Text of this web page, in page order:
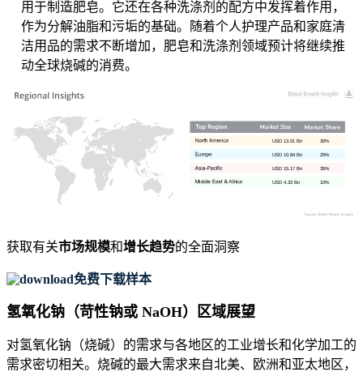
用于制造肥皂。它还在各种洗涤剂的配方中发挥着作用，
作为分解油脂和污垢的基础。随着个人护理产品和家庭清
洁用品的需求不断增加，肥皂和洗涤剂领域预计将继续推
动全球烧碱的消费。
10%
USD 4.33 Bn
35%
USD 15.17 Bn
25%
USD 10.84 Bn
30%
USD 13.01 Bn
获取有关市场规模和增长趋势的全面洞察
免费下载样本
氢氧化钠（苛性钠或 NaOH）区域展望
对氢氧化钠（烧碱）的需求与各地区的工业增长和化学加工的
需求密切相关。烧碱的最大需求来自北美、欧洲和亚太地区，